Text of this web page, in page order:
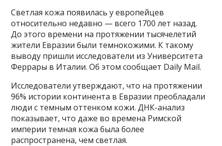
Светлая кожа появилась у европейцев
относительно недавно — всего 1700 лет назад.
До этого времени на протяжении тысячелетий
жители Евразии были темнокожими. К такому
выводу пришли исследователи из Университета
Феррары в Италии. Об этом сообщает Daily Mail.
Исследователи утверждают, что на протяжении
96% истории континента в Евразии преобладали
люди с темным оттенком кожи. ДНК-анализ
показывает, что даже во времена Римской
империи темная кожа была более
распространена, чем светлая.